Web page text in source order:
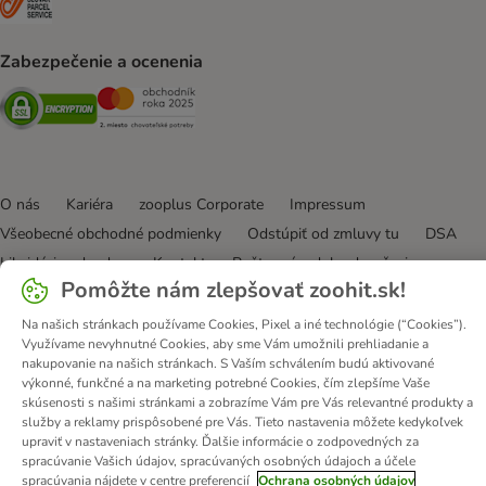
Zabezpečenie a ocenenia
Security Security
O nás Kariéra zooplus Corporate
Impressum
Všeobecné obchodné podmienky
Odstúpiť od zmluvy tu
DSA
Likvidácia odpadov
Kontakt
Poštovné a doba doručenia
Spôsoby platby
Affiliate program
Ochrana osobných údajov
Opt-out
Vyhlásenie o prístupnosti
© zooplus SE2026
Pomôžte nám zlepšovať zoohit.sk!
Na našich stránkach používame Cookies, Pixel a iné technológie (“Cookies”).
Využívame nevyhnutné Cookies, aby sme Vám umožnili prehliadanie a
nakupovanie na našich stránkach. S Vaším schválením budú aktivované
výkonné, funkčné a na marketing potrebné Cookies, čím zlepšíme Vaše
skúsenosti s našimi stránkami a zobrazíme Vám pre Vás relevantné produkty a
služby a reklamy prispôsobené pre Vás. Tieto nastavenia môžete kedykoľvek
upraviť v nastaveniach stránky. Ďalšie informácie o zodpovedných za
spracúvanie Vašich údajov, spracúvaných osobných údajoch a účele
spracúvania nájdete v centre preferencií Ochrana osobných údajov